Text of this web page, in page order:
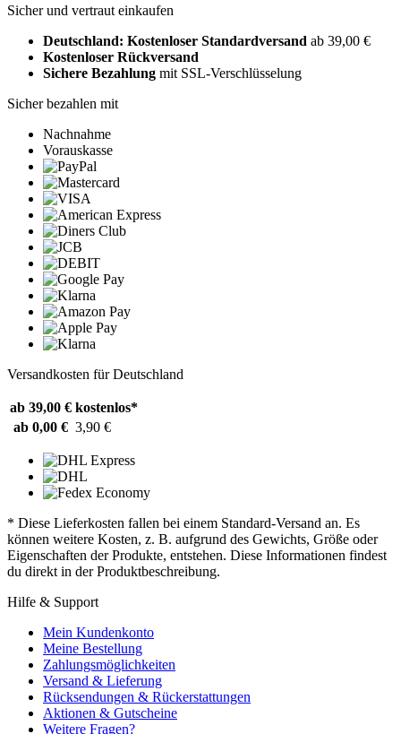
Sicher und vertraut einkaufen
Deutschland: Kostenloser Standardversand ab 39,00 €
Kostenloser Rückversand
Sichere Bezahlung mit SSL-Verschlüsselung
Sicher bezahlen mit
Nachnahme
Vorauskasse
Versandkosten für Deutschland
ab 39,00 € kostenlos*
ab 0,00 € 3,90 €
* Diese Lieferkosten fallen bei einem Standard-Versand an. Es
können weitere Kosten, z. B. aufgrund des Gewichts, Größe oder
Eigenschaften der Produkte, entstehen. Diese Informationen findest
du direkt in der Produktbeschreibung.
Hilfe & Support
Mein Kundenkonto
Meine Bestellung
Zahlungsmöglichkeiten
Versand & Lieferung
Rücksendungen & Rückerstattungen
Aktionen & Gutscheine
Weitere Fragen?